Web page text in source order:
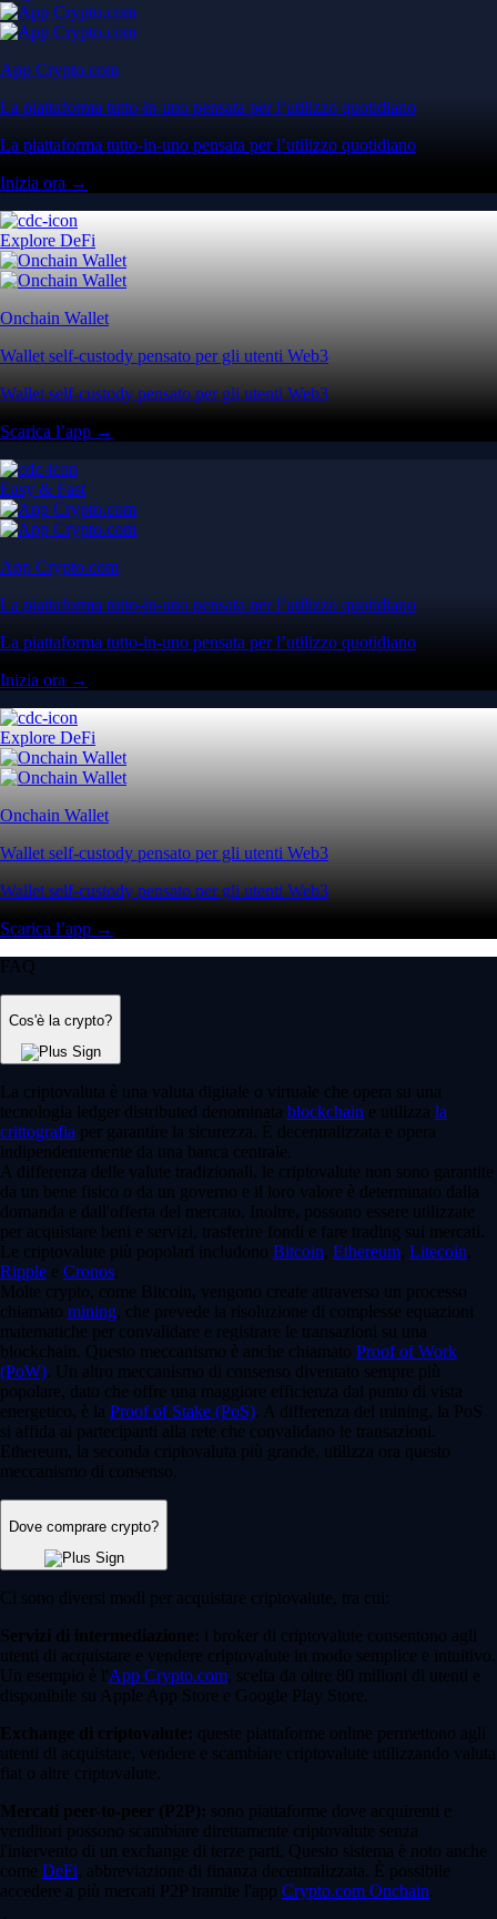
App Crypto.com
La piattaforma tutto-in-uno pensata per l’utilizzo quotidiano
La piattaforma tutto-in-uno pensata per l’utilizzo quotidiano
Inizia ora →
Explore DeFi
Onchain Wallet
Wallet self-custody pensato per gli utenti Web3
Wallet self-custody pensato per gli utenti Web3
Scarica l’app →
Easy & Fast
App Crypto.com
La piattaforma tutto-in-uno pensata per l’utilizzo quotidiano
La piattaforma tutto-in-uno pensata per l’utilizzo quotidiano
Inizia ora →
Explore DeFi
Onchain Wallet
Wallet self-custody pensato per gli utenti Web3
Wallet self-custody pensato per gli utenti Web3
Scarica l’app →
FAQ
Cos'è la crypto?
La criptovaluta è una valuta digitale o virtuale che opera su una
tecnologia ledger distributed denominata blockchain e utilizza la
crittografia per garantire la sicurezza. È decentralizzata e opera
indipendentemente da una banca centrale.
A differenza delle valute tradizionali, le criptovalute non sono garantite
da un bene fisico o da un governo e il loro valore è determinato dalla
domanda e dall'offerta del mercato. Inoltre, possono essere utilizzate
per acquistare beni e servizi, trasferire fondi e fare trading sui mercati.
Le criptovalute più popolari includono Bitcoin Ethereum Litecoin
Ripple e Cronos
Molte crypto, come Bitcoin, vengono create attraverso un processo
chiamato mining , che prevede la risoluzione di complesse equazioni
matematiche per convalidare e registrare le transazioni su una
blockchain. Questo meccanismo è anche chiamato Proof of Work
(PoW) . Un altro meccanismo di consenso diventato sempre più
popolare, dato che offre una maggiore efficienza dal punto di vista
energetico, è la Proof of Stake (PoS) . A differenza del mining, la PoS
si affida ai partecipanti alla rete che convalidano le transazioni.
Ethereum, la seconda criptovaluta più grande, utilizza ora questo
meccanismo di consenso.
Dove comprare crypto?
Ci sono diversi modi per acquistare criptovalute, tra cui:
Servizi di intermediazione: i broker di criptovalute consentono agli
utenti di acquistare e vendere criptovalute in modo semplice e intuitivo.
Un esempio è l'App Crypto.com , scelta da oltre 80 milioni di utenti e
disponibile su Apple App Store e Google Play Store.
Exchange di criptovalute: queste piattaforme online permettono agli
utenti di acquistare, vendere e scambiare criptovalute utilizzando valuta
fiat o altre criptovalute.
Mercati peer-to-peer (P2P): sono piattaforme dove acquirenti e
venditori possono scambiare direttamente criptovalute senza
l'intervento di un exchange di terze parti. Questo sistema è noto anche
come DeFi , abbreviazione di finanza decentralizzata. È possibile
accedere a più mercati P2P tramite l'app Crypto.com Onchain